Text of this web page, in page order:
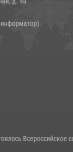
научная
Всероссийское